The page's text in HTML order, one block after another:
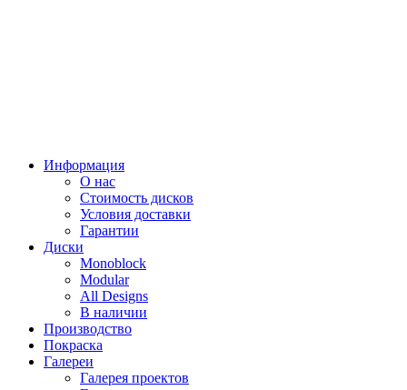
Информация
О нас
Стоимость дисков
Условия доставки
Гарантии
Диски
Monoblock
Modular
All Designs
В наличии
Производство
Покраска
Галереи
Галерея проектов